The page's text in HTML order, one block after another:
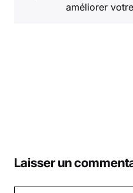
améliorer
Laisser un